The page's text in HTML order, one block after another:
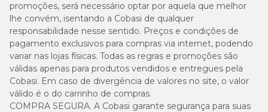
promoções, será necessário optar por aquela que melhor
lhe convém, isentando a Cobasi de qualquer
responsabilidade nesse sentido. Preços e condições de
pagamento exclusivos para compras via internet, podendo
variar nas lojas físicas. Todas as regras e promoções são
válidas apenas para produtos vendidos e entregues pela
Cobasi. Em caso de divergência de valores no site, o valor
válido é o do carrinho de compras.
COMPRA SEGURA. A Cobasi garante segurança para suas